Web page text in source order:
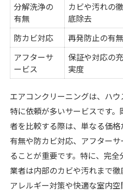
分解洗浄の
有無
カビや汚れの徹
底除去
防カビ対応
再発防止の有無
アフターサ
ービス
保証や対応の充
実度
エアコンクリーニングは、ハ
特に依頼が多いサービスです
者を比較する際は、単なる価
有無や防カビ対応、アフター
ることが重要です。特に、完
業者は内部のカビや汚れまで徹
アレルギー対策や快適な室内空